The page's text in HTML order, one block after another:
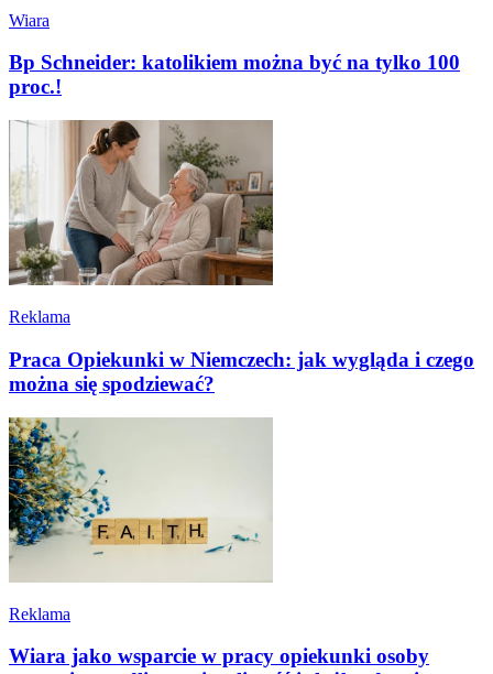
Wiara
Bp Schneider: katolikiem można być na tylko 100
proc.!
Reklama
Praca Opiekunki w Niemczech: jak wygląda i czego
można się spodziewać?
Reklama
Wiara jako wsparcie w pracy opiekunki osoby